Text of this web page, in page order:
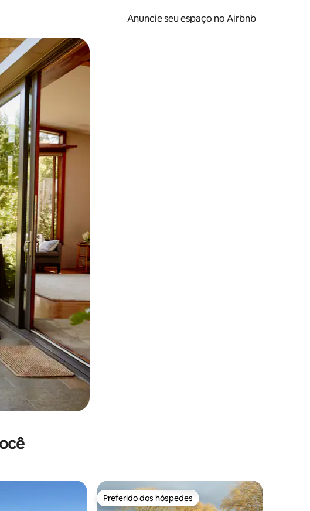
Anuncie seu espaço no Airbnb
tocando e deslizando o dedo na tela.
Preferido dos hóspedes
Preferido dos hóspedes